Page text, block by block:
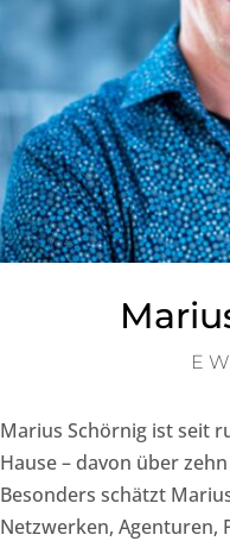
E
Marius Schörnig ist seit
Hause – davon über
Besonders schätzt
Netzwerken, Agenturen,